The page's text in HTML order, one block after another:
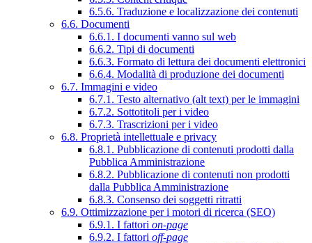
6.5.6. Traduzione e localizzazione dei contenuti
6.6. Documenti
6.6.1. I documenti vanno sul web
6.6.2. Tipi di documenti
6.6.3. Formato di lettura dei documenti elettronici
6.6.4. Modalità di produzione dei documenti
6.7. Immagini e video
6.7.1. Testo alternativo (alt text) per le immagini
6.7.2. Sottotitoli per i video
6.7.3. Trascrizioni per i video
6.8. Proprietà intellettuale e privacy
6.8.1. Pubblicazione di contenuti prodotti dalla
Pubblica Amministrazione
6.8.2. Pubblicazione di contenuti non prodotti
dalla Pubblica Amministrazione
6.8.3. Consenso dei soggetti ritratti
6.9. Ottimizzazione per i motori di ricerca (SEO)
6.9.1. I fattori on-page
6.9.2. I fattori off-page